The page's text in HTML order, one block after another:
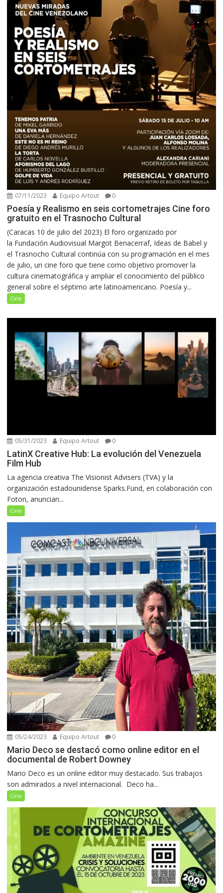
07/11/2023 Equipo Artout 0
Poesía y Realismo en seis cortometrajes Cine foro
gratuito en el Trasnocho Cultural
(Caracas 10 de julio del 2023) El foro organizado por
la Fundación Audiovisual Margot Benacerraf, Ideas de Babel y
el Trasnocho Cultural continúa con su programación en el mes
de julio, un cine foro que tiene como objetivo promover la
cultura cinematográfica y ampliar el conocimiento del público
general sobre el séptimo arte latinoamericano. Poesía y...
Cine
05/31/2023 Equipo Artout 0
LatinX Creative Hub: La evolución del Venezuela
Film Hub
La agencia creativa The Visionist Advisers (TVA) y la
organización estadounidense Sparks.Fund, en colaboración con
Foton, anuncian...
Cine
05/24/2023 Equipo Artout 0
Mario Deco se destacó como online editor en el
documental de Robert Downey
Mario Deco es un online editor muy destacado. Sus trabajos
son admirados a nivel internacional. Deco ha...
Cine